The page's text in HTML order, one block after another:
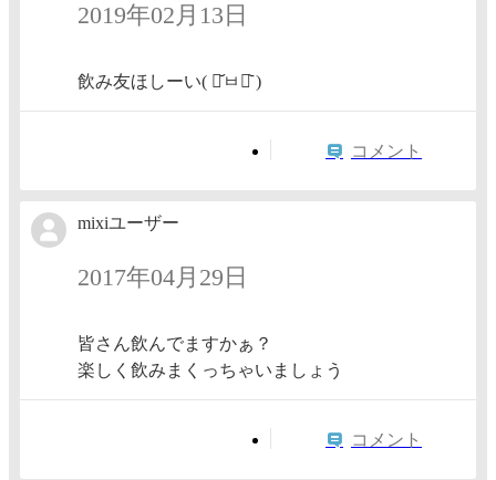
2019年02月13日
飲み友ほしーい( ･᷄ㅂ･᷅ )
コメント
mixiユーザー
2017年04月29日
皆さん飲んでますかぁ？
楽しく飲みまくっちゃいましょう
コメント